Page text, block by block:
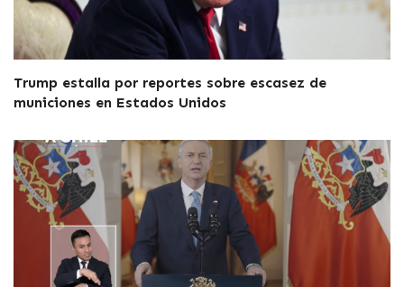
Trump estalla por reportes sobre escasez de
municiones en Estados Unidos